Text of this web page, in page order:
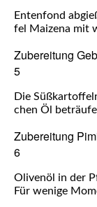
Enten­fond
fel Mai­ze­na mit
Zube­rei­tung
5
Die
chen Öl
Zube­rei­tung
6
Oli­ven­öl in der
Für weni­ge